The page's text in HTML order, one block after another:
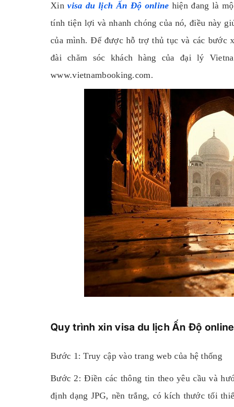
Xinvisa du lịch Ấn Độ online hiện đang là
tính tiện lợi và nhanh chóng của nó, điều này
của mình. Để được hỗ trợ thủ tục và các bước
đài chăm sóc khách hàng của đại lý
www.vietnambooking.com.
Quy trình xin visa du lịch Ấn Độ online
Bước 1: Truy cập vào trang web của hệ thống
Bước 2: Điền các thông tin theo yêu cầu và
định dạng JPG, nền trắng, có kích thước tối